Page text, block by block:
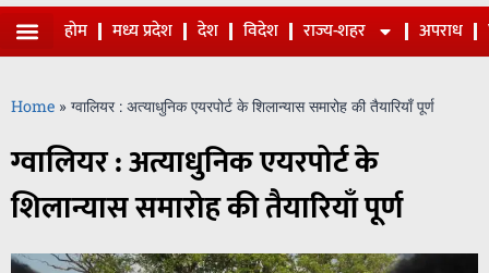
होम मध्य प्रदेश देश विदेश राज्य-शहर अपराध
Home » ग्वालियर : अत्याधुनिक एयरपोर्ट के शिलान्यास समारोह की तैयारियाँ पूर्ण
ग्वालियर : अत्याधुनिक एयरपोर्ट के
शिलान्यास समारोह की तैयारियाँ पूर्ण